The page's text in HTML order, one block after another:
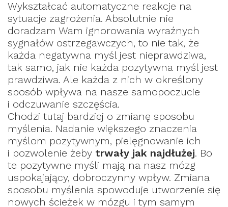
Wykształcać automatyczne reakcje na
sytuacje zagrożenia. Absolutnie nie
doradzam Wam ignorowania wyraźnych
sygnałów ostrzegawczych, to nie tak, że
każda negatywna myśl jest nieprawdziwa,
tak samo, jak nie każda pozytywna myśl jest
prawdziwa. Ale każda z nich w określony
sposób wpływa na nasze samopoczucie
i odczuwanie szczęścia.
Chodzi tutaj bardziej o zmianę sposobu
myślenia. Nadanie większego znaczenia
myślom pozytywnym, pielęgnowanie ich
i pozwolenie żeby trwały jak najdłużej. Bo
te pozytywne myśli mają na nasz mózg
uspokajający, dobroczynny wpływ. Zmiana
sposobu myślenia spowoduje utworzenie się
nowych ścieżek w mózgu i tym samym